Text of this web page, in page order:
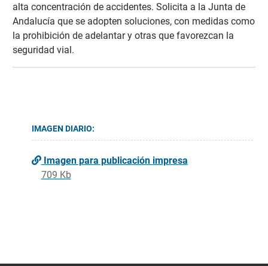
alta concentración de accidentes. Solicita a la Junta de
Andalucía que se adopten soluciones, con medidas como
la prohibición de adelantar y otras que favorezcan la
seguridad vial.
IMAGEN DIARIO:
Imagen para publicación impresa
709 Kb